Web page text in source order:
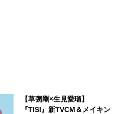
【草彅剛×生見愛瑠】
『TISI』新TVCM＆メイキン